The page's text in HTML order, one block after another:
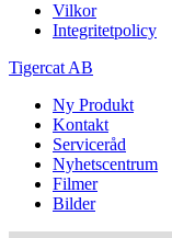
Vilkor
Integritetpolicy
Tigercat AB
Ny Produkt
Kontakt
Serviceråd
Nyhetscentrum
Filmer
Bilder